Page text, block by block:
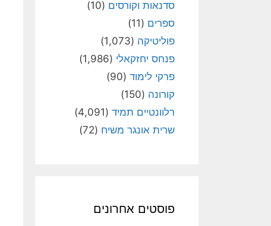
סדנאות וקורסים (10)
ספרים (11)
פוליטיקה (1,073)
פנחס יחזקאלי (1,986)
פרקי לימוד (90)
קורונה (150)
רלוונטיים תמיד (4,091)
שרית אונגר משיח (72)
פוסטים אחרונים